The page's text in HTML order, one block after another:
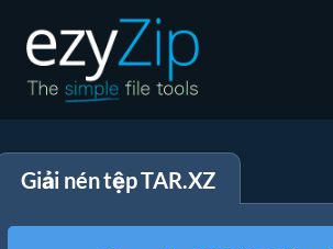
Giải nén
Giải nén tệp TAR.XZ